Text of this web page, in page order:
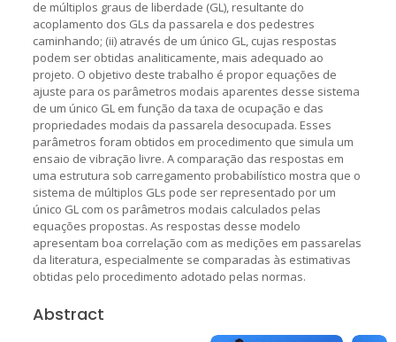
de múltiplos graus de liberdade (GL), resultante do
acoplamento dos GLs da passarela e dos pedestres
caminhando; (ii) através de um único GL, cujas respostas
podem ser obtidas analiticamente, mais adequado ao
projeto. O objetivo deste trabalho é propor equações de
ajuste para os parâmetros modais aparentes desse sistema
de um único GL em função da taxa de ocupação e das
propriedades modais da passarela desocupada. Esses
parâmetros foram obtidos em procedimento que simula um
ensaio de vibração livre. A comparação das respostas em
uma estrutura sob carregamento probabilístico mostra que o
sistema de múltiplos GLs pode ser representado por um
único GL com os parâmetros modais calculados pelas
equações propostas. As respostas desse modelo
apresentam boa correlação com as medições em passarelas
da literatura, especialmente se comparadas às estimativas
obtidas pelo procedimento adotado pelas normas.
Abstract